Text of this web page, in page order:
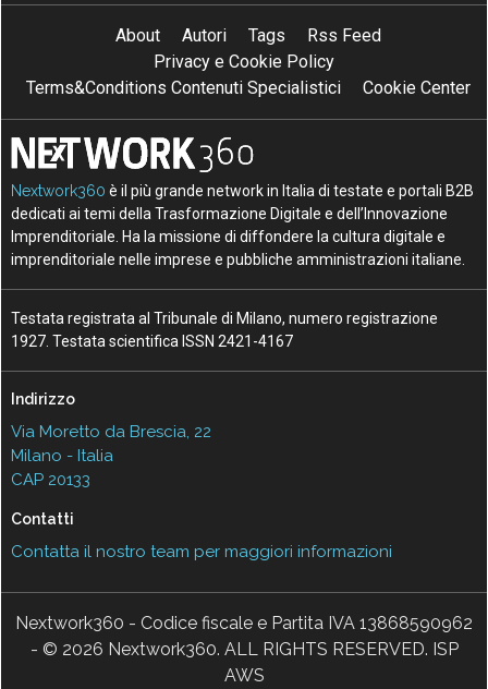
About Autori Tags
Rss Feed
Privacy e Cookie Policy
Terms&Conditions Contenuti Specialistici
Cookie Center
Nextwork360 è il più grande network in Italia di testate e portali B2B
dedicati ai temi della Trasformazione Digitale e dell’Innovazione
Imprenditoriale. Ha la missione di diffondere la cultura digitale e
imprenditoriale nelle imprese e pubbliche amministrazioni italiane.
Testata registrata al Tribunale di Milano, numero registrazione
1927. Testata scientifica ISSN 2421-4167
Indirizzo
Via Moretto da Brescia, 22
Milano - Italia
CAP 20133
Contatti
Contatta il nostro team per maggiori informazioni
Nextwork360 - Codice fiscale e Partita IVA 13868590962
- © 2026 Nextwork360. ALL RIGHTS RESERVED. ISP
AWS